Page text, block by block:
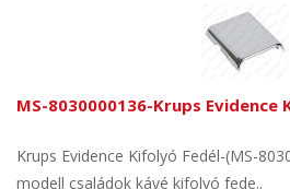
MS-8030000136-Krups Evidence
Krups Evidence Kifolyó Fedél-(MS-
modell családok kávé kifolyó fede..